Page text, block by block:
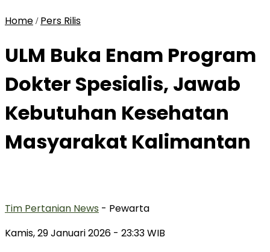
Home / Pers Rilis
ULM Buka Enam Program
Dokter Spesialis, Jawab
Kebutuhan Kesehatan
Masyarakat Kalimantan
Tim Pertanian News - Pewarta
Kamis, 29 Januari 2026 - 23:33 WIB